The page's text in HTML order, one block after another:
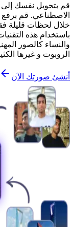
قم بتحويل نفسك إلى
الاصطناعي. قم
خلال لحظات قليلة
باستخدام هذه
والنساء كالصور
الروبوت و غيرها
أنشئ صورتك الآن